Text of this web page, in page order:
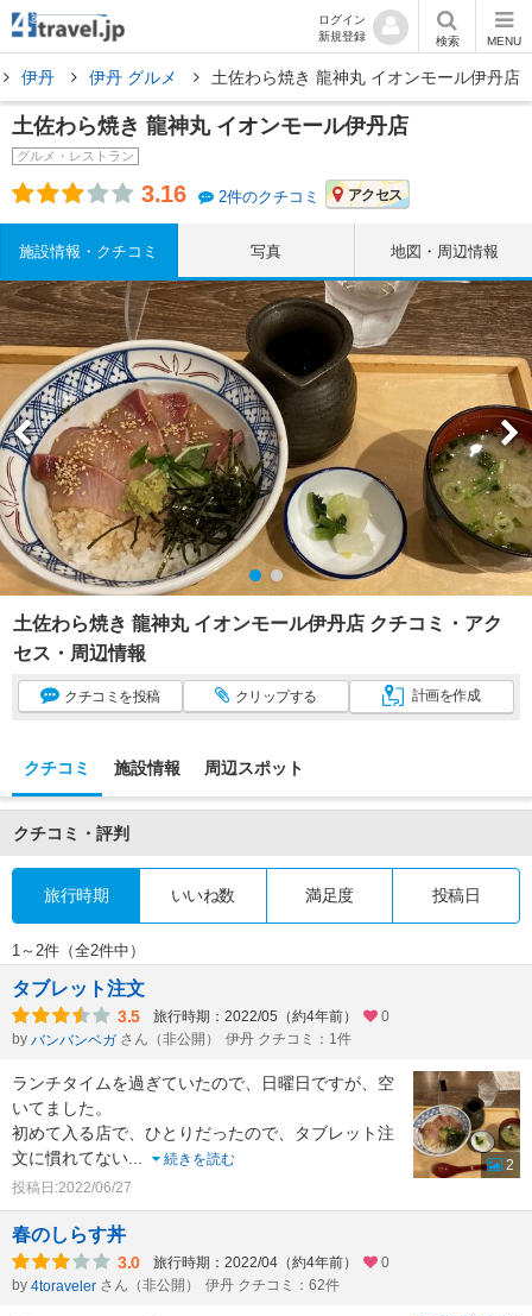
ログイン
新規登録
検索 MENU
伊丹 伊丹 グルメ 土佐わら焼き 龍神丸 イオンモール伊丹店
土佐わら焼き 龍神丸 イオンモール伊丹店
グルメ・レストラン
3.16 2件のクチコミ アクセス
施設情報・クチコミ 写真 地図・周辺情報
土佐わら焼き 龍神丸 イオンモール伊丹店 クチコミ・アク
セス・周辺情報
クチコミ を投稿 クリップする 計画を作成
クチコミ 施設情報 周辺スポット
クチコミ・評判
旅行時期 いいね数 満足度 投稿日
1～2件（全2件中）
タブレット注文
3.5 旅行時期：2022/05（約4年前）
0
by バンバンベガ さん（非公開） 伊丹 クチコミ：1件
ランチタイムを過ぎていたので、日曜日ですが、空
いてました。
初めて入る店で、ひとりだったので、タブレット注
文に慣れてない...
続きを読む
投稿日:2022/06/27
2
春のしらす丼
3.0 旅行時期：2022/04（約4年前）
0
by 4toraveler さん（非公開） 伊丹 クチコミ：62件